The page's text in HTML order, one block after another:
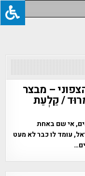
– מבצר
/ קַלְעַת
מעל פני הים, אי שם באחת
עומד לו כבר לא מעט